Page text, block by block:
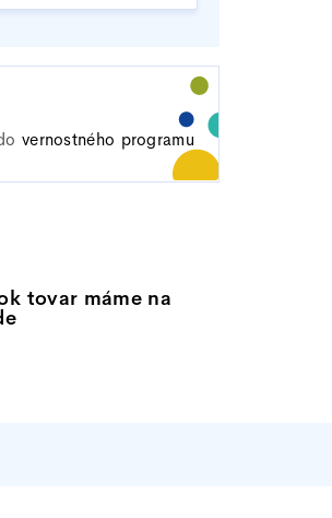
vernostného programu
tovar máme na